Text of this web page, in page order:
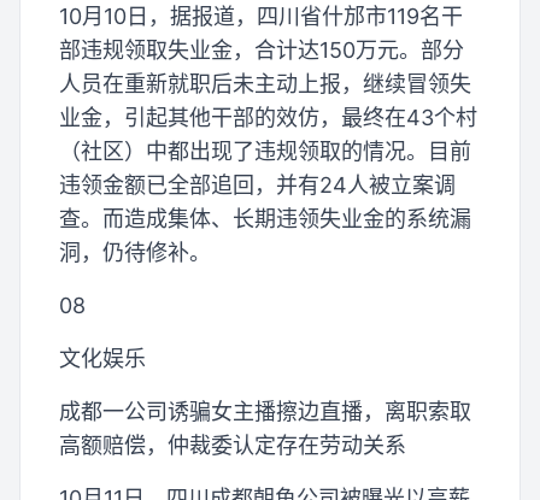
10月10日，据报道，四川省什邡市119名干
部违规领取失业金，合计达150万元。部分
人员在重新就职后未主动上报，继续冒领失
业金，引起其他干部的效仿，最终在43个村
（社区）中都出现了违规领取的情况。目前
违领金额已全部追回，并有24人被立案调
查。而造成集体、长期违领失业金的系统漏
洞，仍待修补。
08
文化娱乐
成都一公司诱骗女主播擦边直播，离职索取
高额赔偿，仲裁委认定存在劳动关系